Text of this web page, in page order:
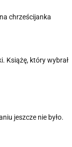
chrześcijanka
Książę, który wybrał
jeszcze nie było.